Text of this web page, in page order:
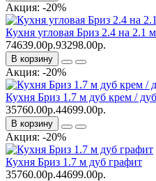
Акция: -20%
Кухня угловая Бриз 2.4 на 2.1
74639.00р.93298.00р.
В корзину
Акция: -20%
Кухня Бриз 1.7 м дуб крем /
35760.00р.44699.00р.
В корзину
Акция: -20%
Кухня Бриз 1.7 м дуб графит
35760.00р.44699.00р.